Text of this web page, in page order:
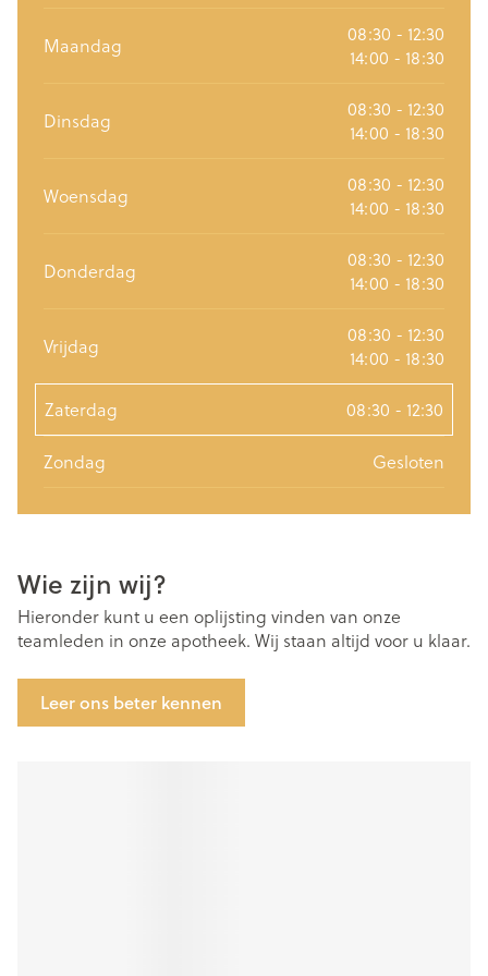
Maandag
08:30 - 12:30
14:00 - 18:30
Dinsdag
08:30 - 12:30
14:00 - 18:30
Woensdag
08:30 - 12:30
14:00 - 18:30
Donderdag
08:30 - 12:30
14:00 - 18:30
Vrijdag
08:30 - 12:30
14:00 - 18:30
Zaterdag 08:30 - 12:30
Zondag Gesloten
Wie zijn wij?
Hieronder kunt u een oplijsting vinden van onze
teamleden in onze apotheek. Wij staan altijd voor u klaar.
Leer ons beter kennen